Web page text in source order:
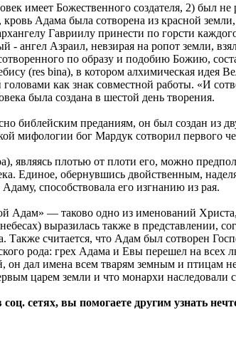
имеет Божественного создателя, 2) был
Адама была сотворена из красной
Гавриилу принести по горсти
ангел Азраил, невзирая на ропот земли,
по образу и подобию Божию,
(res bina), в котором алхимическая идея
как знак совместной работы. «И
была создана в шестой день творения.
библейским преданиям, он был создан
мифологии бог Мардук сотворил первого
являясь плотью от плоти его, можно
Единое, обернувшись двойственным,
способствовала его изгнанию из рая.
Адам» — таково одно из именований
выразилась также в представлении,
Также считается, что Адам был сотворен
рода: грех Адама и Евы перешел на
дал имена всем тварям земным и птицам
царем земли и что монархи наследовали
сетях, вы помогаете другим узнать